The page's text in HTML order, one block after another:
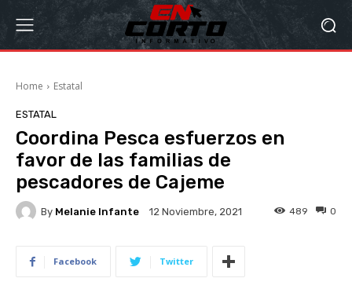
Home Estatal
ESTATAL
Coordina Pesca esfuerzos en
favor de las familias de
pescadores de Cajeme
By Melanie Infante 12 Noviembre, 2021 0
489
Facebook Twitter